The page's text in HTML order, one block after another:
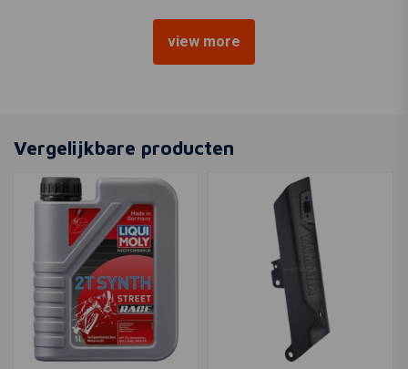
Shooter | 80ML
€4,45
view more
Vergelijkbare producten